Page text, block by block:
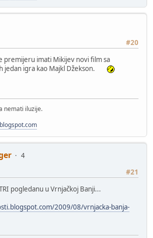
#20
premijeru imati Mikijev novi film sa
jedan igra kao Majkl Džekson.
nemati iluzije.
4
#21
pogledanu u Vrnjačkoj Banji...
2009/08/vrnjacka-banja-